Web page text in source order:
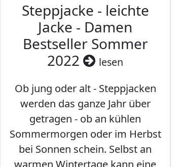
Steppjacke - leichte
Jacke - Damen
Bestseller Sommer
2022
lesen
Ob jung oder alt - Steppjacken
werden das ganze Jahr über
getragen - ob an kühlen
Sommermorgen oder im Herbst
bei Sonnen schein. Selbst an
warmen Wintertage kann eine